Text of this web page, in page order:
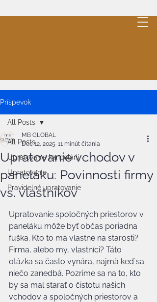
Príspevok
All Posts
Upratovanie kancelárií
Upratovanie
Pravidelné upratovanie
All Posts
Upratovanie vchodov v
paneláku: Povinnosti firmy
vs. vlastníkov
MB GLOBAL
Dec 12, 2025 11 minút čítania
Upratovanie spoločných priestorov v
paneláku môže byť občas poriadna
fuška. Kto to má vlastne na starosti?
Firma, alebo my, vlastníci? Táto
otázka sa často vynára, najmä keď sa
niečo zanedbá. Pozrime sa na to, kto
by sa mal starať o čistotu našich
vchodov a spoločných priestorov a